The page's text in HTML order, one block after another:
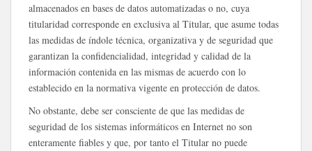
almacenados en bases de datos automatizadas o no, cuya
titularidad corresponde en exclusiva al Titular, que asume todas
las medidas de índole técnica, organizativa y de seguridad que
garantizan la confidencialidad, integridad y calidad de la
información contenida en las mismas de acuerdo con lo
establecido en la normativa vigente en protección de datos.
No obstante, debe ser consciente de que las medidas de
seguridad de los sistemas informáticos en Internet no son
enteramente fiables y que, por tanto el Titular no puede